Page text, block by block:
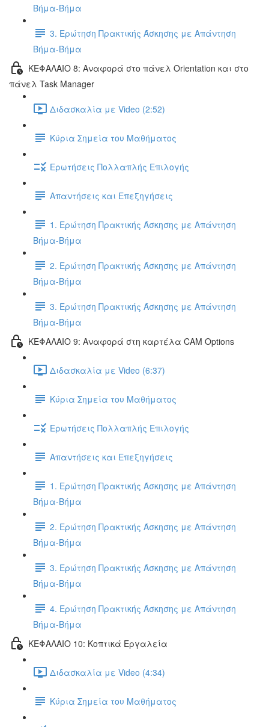
Βήμα-Βήμα
3. Ερώτηση Πρακτικής Άσκησης με Απάντηση
Βήμα-Βήμα
ΚΕΦΑΛΑΙΟ 8: Αναφορά στο πάνελ Orientation και στο
πάνελ Task Manager
Διδασκαλία με Video (2:52)
Κύρια Σημεία του Μαθήματος
Ερωτήσεις Πολλαπλής Επιλογής
Απαντήσεις και Επεξηγήσεις
1. Ερώτηση Πρακτικής Άσκησης με Απάντηση
Βήμα-Βήμα
2. Ερώτηση Πρακτικής Άσκησης με Απάντηση
Βήμα-Βήμα
3. Ερώτηση Πρακτικής Άσκησης με Απάντηση
Βήμα-Βήμα
ΚΕΦΑΛΑΙΟ 9: Αναφορά στη καρτέλα CAM Options
Διδασκαλία με Video (6:37)
Κύρια Σημεία του Μαθήματος
Ερωτήσεις Πολλαπλής Επιλογής
Απαντήσεις και Επεξηγήσεις
1. Ερώτηση Πρακτικής Άσκησης με Απάντηση
Βήμα-Βήμα
2. Ερώτηση Πρακτικής Άσκησης με Απάντηση
Βήμα-Βήμα
3. Ερώτηση Πρακτικής Άσκησης με Απάντηση
Βήμα-Βήμα
4. Ερώτηση Πρακτικής Άσκησης με Απάντηση
Βήμα-Βήμα
ΚΕΦΑΛΑΙΟ 10: Κοπτικά Εργαλεία
Διδασκαλία με Video (4:34)
Κύρια Σημεία του Μαθήματος